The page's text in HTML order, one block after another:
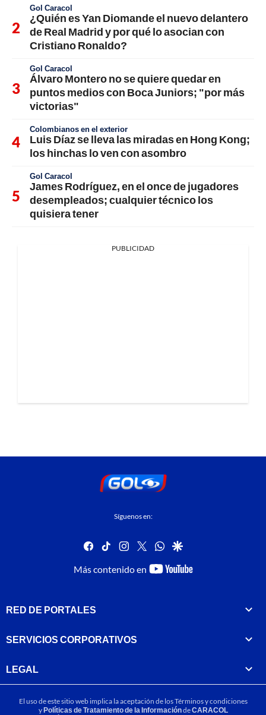
Gol Caracol
¿Quién es Yan Diomande el nuevo delantero
de Real Madrid y por qué lo asocian con
Cristiano Ronaldo?
Gol Caracol
Álvaro Montero no se quiere quedar en
puntos medios con Boca Juniors; "por más
victorias"
Colombianos en el exterior
Luis Díaz se lleva las miradas en Hong Kong;
los hinchas lo ven con asombro
Gol Caracol
James Rodríguez, en el once de jugadores
desempleados; cualquier técnico los
quisiera tener
PUBLICIDAD
Síguenos en:
facebook
tiktok instagram
twitterwhatsapp
google
Más contenido en
youtube-
RED DE PORTALES
SERVICIOS CORPORATIVOS
LEGAL
El uso de este sitio web implica la aceptación de losTérminos y condiciones
yPolíticas de Tratamiento de la InformacióndeCARACOL